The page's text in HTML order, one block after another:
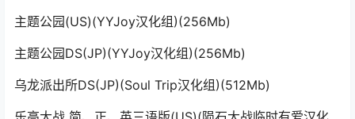
主题公园(US)(YYJoy汉化组)(256Mb)
主题公园DS(JP)(YYJoy汉化组)(256Mb)
乌龙派出所DS(JP)(Soul Trip汉化组)(512Mb)